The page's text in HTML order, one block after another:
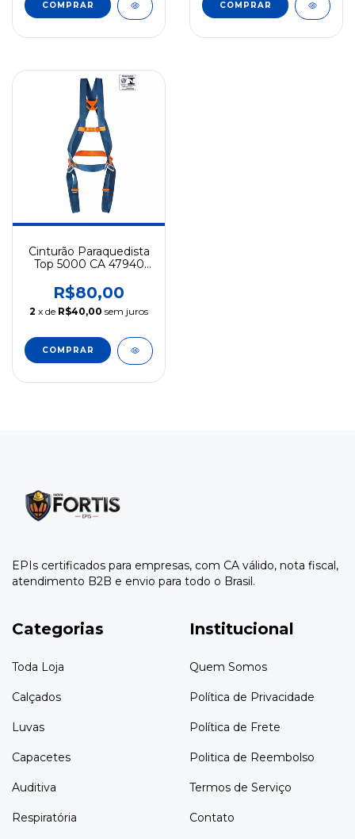
Cinturão Paraquedista
Top 5000 CA 47940
Trabalho em Altura Top
Cintos
R$80,00
2 x de R$40,00 sem juros
EPIs certificados para empresas, com CA válido, nota fiscal,
atendimento B2B e envio para todo o Brasil.
Categorias
Toda Loja
Calçados
Luvas
Capacetes
Auditiva
Respiratória
Institucional
Quem Somos
Política de Privacidade
Política de Frete
Politica de Reembolso
Termos de Serviço
Contato